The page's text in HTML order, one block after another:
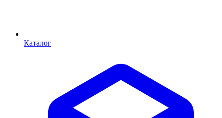
Каталог